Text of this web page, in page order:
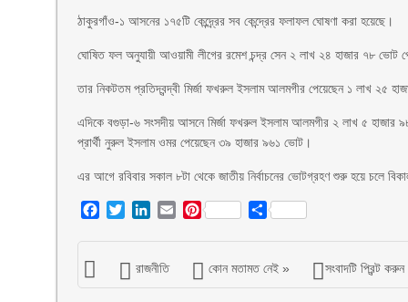
ঠাকুরগাঁও-১ আসনের ১৭৫টি কেন্দ্র্রের সব কেন্দ্রের ফলাফল ঘোষণা করা হয়েছে।
ঘোষিত ফল অনুযায়ী আওয়ামী লীগের রমেশ চন্দ্র সেন ২ লাখ ২৪ হাজার ৭৮ ভোট
তার নিকটতম প্রতিদ্বন্দ্বী মির্জা ফখরুল ইসলাম আলমগীর পেয়েছেন ১ লাখ ২৫
এদিকে বগুড়া-৬ সংসদীয় আসনে মির্জা ফখরুল ইসলাম আলমগীর ২ লাখ ৫ হাজার ৯৮৭
প্রার্থী নুরুল ইসলাম ওমর পেয়েছেন ৩৯ হাজার ৯৬১ ভোট।
এর আগে রবিবার সকাল ৮টা থেকে জাতীয় নির্বাচনের ভোটগ্রহণ শুরু হয়ে চলে
Facebook
TwitterLinkedIn
EmailPinterest Share
রাজনীতি কোন মতামত নেই » সংবাদটি প্রিন্ট করুন